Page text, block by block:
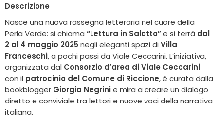
Descrizione
Nasce una nuova rassegna letteraria nel cuore della
Perla Verde: si chiama “Lettura in Salotto”e si terrà dal
2 al 4 maggio 2025 negli eleganti spazi di Villa
Franceschi, a pochi passi da Viale Ceccarini. L’iniziativa,
organizzata dal Consorzio d’area di Viale Ceccarini
con il patrocinio del Comune di Riccione, è curata dalla
bookblogger Giorgia Negrinie mira a creare un dialogo
diretto e conviviale tra lettori e nuove voci della narrativa
italiana.